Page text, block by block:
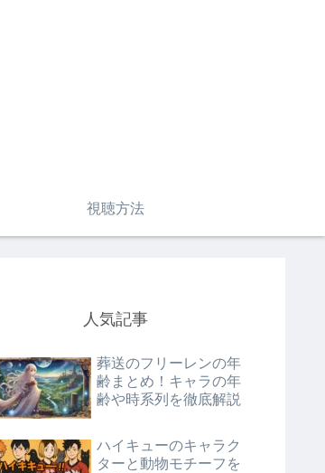
視聴方法
人気記事
葬送のフリーレンの年
齢まとめ！キャラの年
齢や時系列を徹底解説
ハイキューのキャラク
ターと動物モチーフを